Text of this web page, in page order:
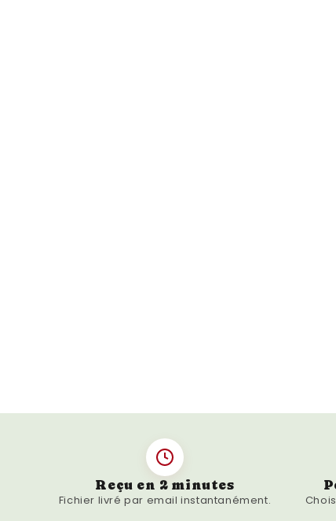
Reçu en 2 minutes
Fichier livré par email instantanément.